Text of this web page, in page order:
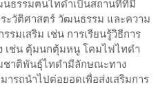
ธรรมฅนไทดำเป็นสถานที่ที่มี
ะวัติศาสตร์ วัฒนธรรม และความ
รมเสริม เช่น การเรียนรู้วิธีการ
เช่น ตุ้มนกตุ้มหนู โคมไฟไทดำ
ชาติพันธุ์ไทดำมีลักษณะทาง
รถนำไปต่อยอดเพื่อส่งเสริมการ